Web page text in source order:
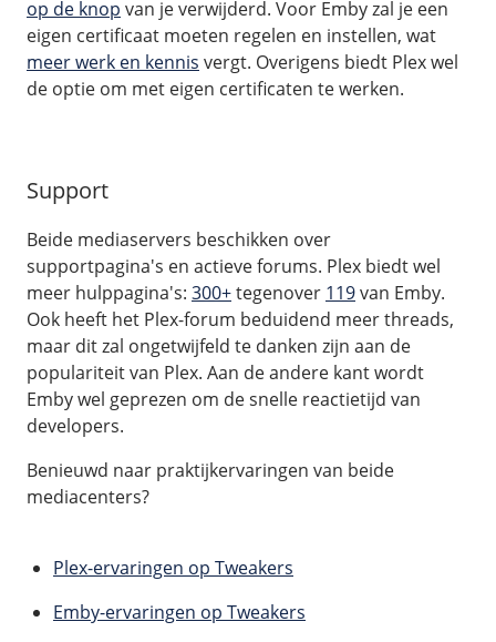
op de knop van je verwijderd. Voor Emby zal je een
eigen certificaat moeten regelen en instellen, wat
meer werk en kennis vergt. Overigens biedt Plex wel
de optie om met eigen certificaten te werken.
Support
Beide mediaservers beschikken over
supportpagina's en actieve forums. Plex biedt wel
meer hulppagina's: 300+tegenover 119van Emby.
Ook heeft het Plex-forum beduidend meer threads,
maar dit zal ongetwijfeld te danken zijn aan de
populariteit van Plex. Aan de andere kant wordt
Emby wel geprezen om de snelle reactietijd van
developers.
Benieuwd naar praktijkervaringen van beide
mediacenters?
Plex-ervaringen op Tweakers
Emby-ervaringen op Tweakers